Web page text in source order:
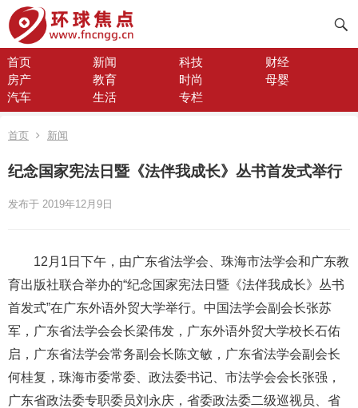
首页 新闻 科技
财经
房产
教育 时尚
母婴
汽车
生活 专栏
首页 新闻
纪念国家宪法日暨《法伴我成长》丛书首发式举行
发布于 2019年12月9日
12月1日下午，由广东省法学会、珠海市法学会和广东教
育出版社联合举办的“纪念国家宪法日暨《法伴我成长》丛书
首发式”在广东外语外贸大学举行。中国法学会副会长张苏
军，广东省法学会会长梁伟发，广东外语外贸大学校长石佑
启，广东省法学会常务副会长陈文敏，广东省法学会副会长
何桂复，珠海市委常委、政法委书记、市法学会会长张强，
广东省政法委专职委员刘永庆，省委政法委二级巡视员、省